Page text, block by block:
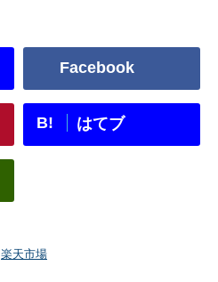
Facebook
B! はてブ
楽天市場